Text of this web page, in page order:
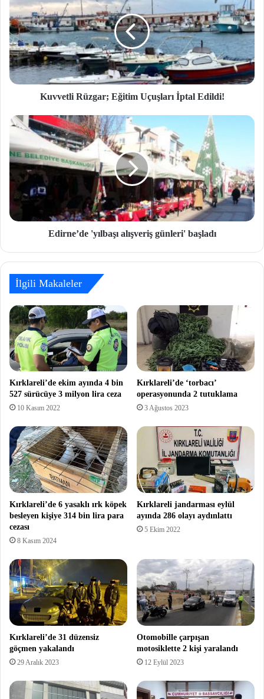
Kuvvetli Rüzgar; Eğitim Uçuşları İptal Edildi!
Edirne’de 'yılbaşı alışveriş günleri' başladı
İlgili Makaleler
Kırklareli’de ekim ayında 4 bin
527 sürücüye 3 milyon lira ceza
10 Kasım 2022
Kırklareli’de ‘torbacı’
operasyonunda 2 tutuklama
3 Ağustos 2023
Kırklareli’de 6 yasaklı ırk köpek
besleyen kişiye 314 bin lira para
cezası
8 Kasım 2024
Kırklareli jandarması eylül
ayında 286 olayı aydınlattı
5 Ekim 2022
Kırklareli’de 31 düzensiz
göçmen yakalandı
29 Aralık 2023
Otomobille çarpışan
motosiklette 2 kişi yaralandı
12 Eylül 2023